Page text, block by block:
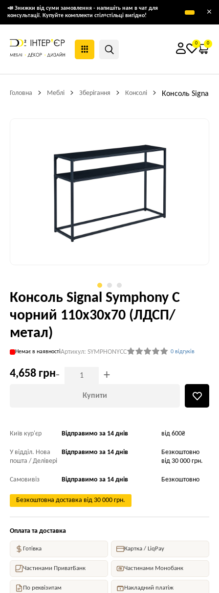
📣 Знижки від суми замовлення - напишіть нам в чат для
консультації. Купуйте комплекти стіл+стільці вигідно!
×
0 0
Головна Меблі Зберігання Консолі Консоль Signal
Консоль Signal Symphony С
чорний 110х30х70 (ЛДСП/
метал)
Немає в наявностіАртикул: SYMPHONYCC 0 відгуків
4,658 грн- +
Купити
Київ кур'єр Відправимо за 14 днів від 600₴
У відділ. Нова
пошта / Делівері
Відправимо за 14 днів
Безкоштовно
від 30 000 грн.
Самовивіз Відправимо за 14 днів Безкоштовно
Безкоштовна доставка від 30 000 грн.
Оплата та доставка
Готівка Картка / LiqPay
Частинами ПриватБанк Частинами Монобанк
По реквізитам Накладний платіж